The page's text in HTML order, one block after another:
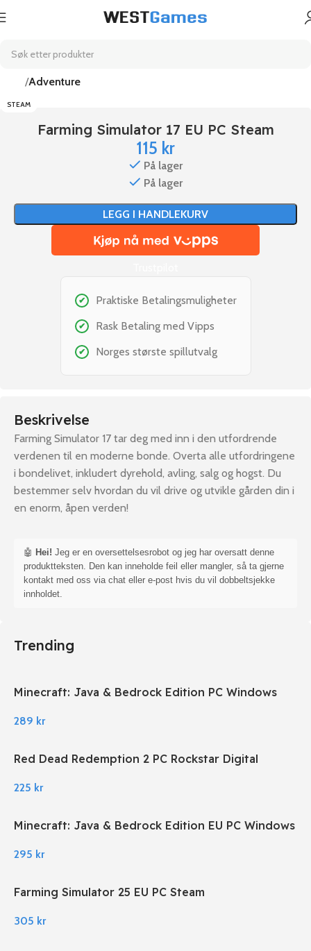
Adventure
STEAM
Farming Simulator 17 EU PC Steam
115 kr
På lager
På lager
LEGG I HANDLEKURV
✔ Praktiske Betalingsmuligheter
✔ Rask Betaling med Vipps
✔ Norges største spillutvalg
Beskrivelse
Farming Simulator 17 tar deg med inn i den utfordrende
verdenen til en moderne bonde. Overta alle utfordringene
i bondelivet, inkludert dyrehold, avling, salg og hogst. Du
bestemmer selv hvordan du vil drive og utvikle gården din i
en enorm, åpen verden!
🤖 Hei! Jeg er en oversettelsesrobot og jeg har oversatt denne
produktteksten. Den kan inneholde feil eller mangler, så ta gjerne
kontakt med oss via chat eller e-post hvis du vil dobbeltsjekke
innholdet.
Trending
Minecraft: Java & Bedrock Edition PC Windows
289 kr
Red Dead Redemption 2 PC Rockstar Digital
225 kr
Minecraft: Java & Bedrock Edition EU PC Windows
295 kr
Farming Simulator 25 EU PC Steam
305 kr